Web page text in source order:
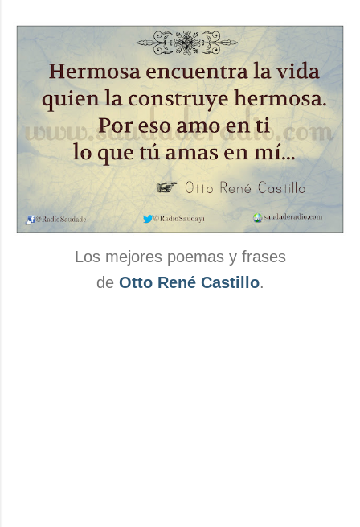
Los mejores poemas y frases
de Otto René Castillo.